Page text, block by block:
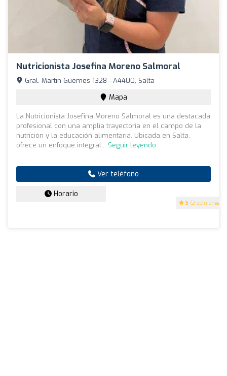
Nutricionista Josefina Moreno Salmoral
5 (2 opiniones)
Gral. Martin Güemes 1328 - A4400, Salta
Mapa
La Nutricionista Josefina Moreno Salmoral es una destacada
profesional con una amplia trayectoria en el campo de la
nutrición y la educación alimentaria. Ubicada en Salta,
ofrece un enfoque integral... Seguir leyendo
Ver teléfono
Horario